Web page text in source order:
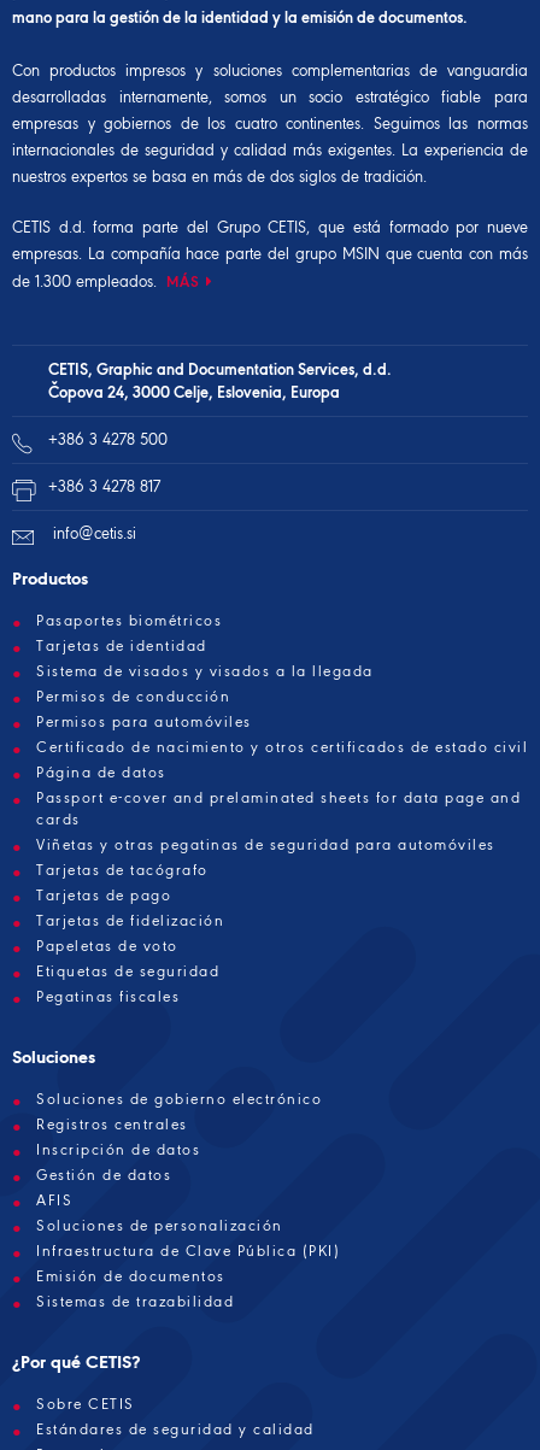
mano para la gestión de la identidad y la emisión de documentos.
Con productos impresos y soluciones complementarias de vanguardia
desarrolladas internamente, somos un socio estratégico fiable para
empresas y gobiernos de los cuatro continentes. Seguimos las normas
internacionales de seguridad y calidad más exigentes. La experiencia de
nuestros expertos se basa en más de dos siglos de tradición.
CETIS d.d. forma parte del Grupo CETIS, que está formado por nueve
empresas. La compañía hace parte del grupo MSIN que cuenta con más
de 1.300 empleados. MÁS
CETIS, Graphic and Documentation Services, d.d.
Čopova 24, 3000 Celje, Eslovenia, Europa
+386 3 4278 500
+386 3 4278 817
info@cetis.si
Productos
Pasaportes biométricos
Tarjetas de identidad
Sistema de visados y visados a la llegada
Permisos de conducción
Permisos para automóviles
Certificado de nacimiento y otros certificados de estado civil
Página de datos
Passport e-cover and prelaminated sheets for data page and
cards
Viñetas y otras pegatinas de seguridad para automóviles
Tarjetas de tacógrafo
Tarjetas de pago
Tarjetas de fidelización
Papeletas de voto
Etiquetas de seguridad
Pegatinas fiscales
Soluciones
Soluciones de gobierno electrónico
Registros centrales
Inscripción de datos
Gestión de datos
AFIS
Soluciones de personalización
Infraestructura de Clave Pública (PKI)
Emisión de documentos
Sistemas de trazabilidad
¿Por qué CETIS?
Sobre CETIS
Estándares de seguridad y calidad